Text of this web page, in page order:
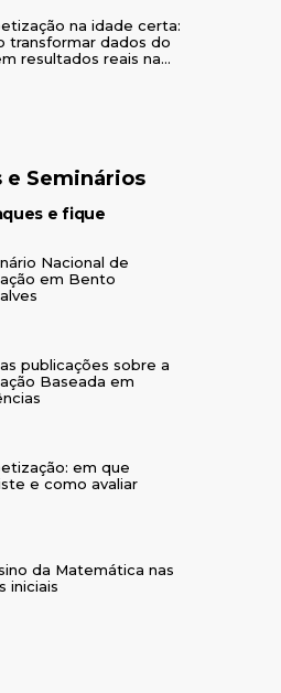
na idade certa:
transformar dados do
resultados reais na
e Seminários
e fique
Nacional de
em Bento
publicações sobre a
Baseada em
em que
e como avaliar
da Matemática nas
iniciais